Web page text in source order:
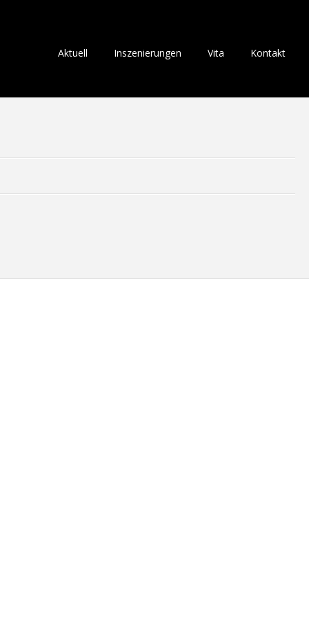
Aktuell Inszenierungen Vita Kontakt